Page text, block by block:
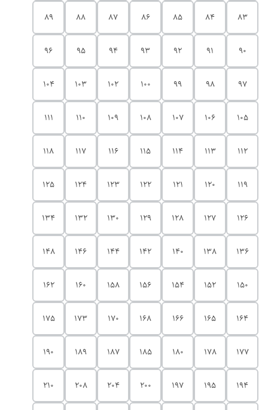
83
84
85
86
87
88
89
90
91
92
93
94
95
96
97
98
99
100
102
103
104
105
106
107
108
109
110
111
112
113
114
115
116
117
118
119
120
121
122
123
124
125
126
127
128
129
130
132
134
136
138
140
142
144
146
148
150
152
154
156
158
160
162
164
165
166
168
170
173
175
177
178
180
185
187
189
190
194
195
197
200
204
208
210